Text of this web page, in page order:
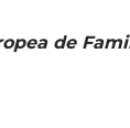
de